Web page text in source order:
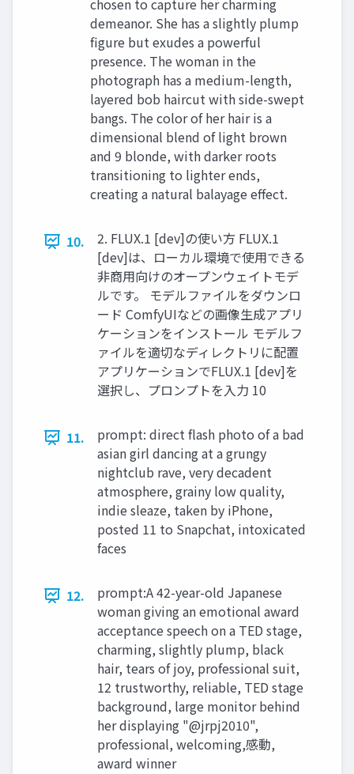
chosen to capture her charming
demeanor. She has a slightly plump
figure but exudes a powerful
presence. The woman in the
photograph has a medium-length,
layered bob haircut with side-swept
bangs. The color of her hair is a
dimensional blend of light brown
and 9 blonde, with darker roots
transitioning to lighter ends,
creating a natural balayage effect.
10.
2. FLUX.1 [dev]の使い方 FLUX.1
[dev]は、ローカル環境で使用できる
非商用向けのオープンウェイトモデ
ルです。 モデルファイルをダウンロ
ード ComfyUIなどの画像生成アプリ
ケーションをインストール モデルフ
ァイルを適切なディレクトリに配置
アプリケーションでFLUX.1 [dev]を
選択し、プロンプトを入力 10
11.
prompt: direct flash photo of a bad
asian girl dancing at a grungy
nightclub rave, very decadent
atmosphere, grainy low quality,
indie sleaze, taken by iPhone,
posted 11 to Snapchat, intoxicated
faces
12.
prompt:A 42-year-old Japanese
woman giving an emotional award
acceptance speech on a TED stage,
charming, slightly plump, black
hair, tears of joy, professional suit,
12 trustworthy, reliable, TED stage
background, large monitor behind
her displaying "@jrpj2010",
professional, welcoming,感動,
award winner